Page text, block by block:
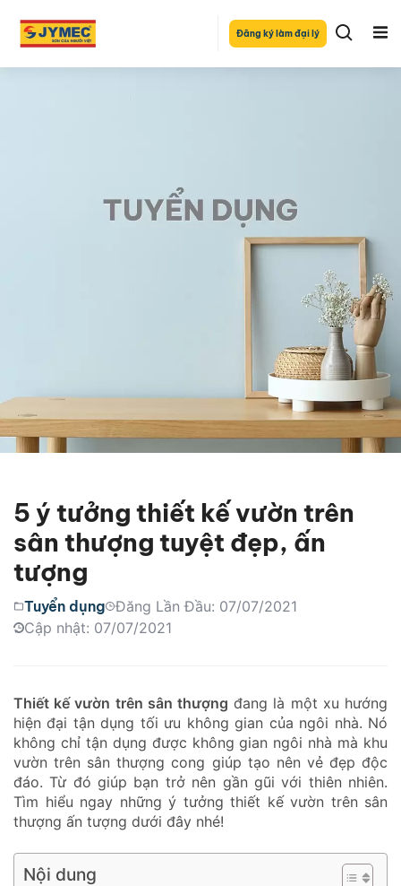
Đăng ký làm đại lý
5 ý tưởng thiết kế vườn trên
sân thượng tuyệt đẹp, ấn
tượng
Tuyển dụng Đăng Lần Đầu: 07/07/2021
Cập nhật: 07/07/2021
Thiết kế vườn trên sân thượng đang là một xu hướng
hiện đại tận dụng tối ưu không gian của ngôi nhà. Nó
không chỉ tận dụng được không gian ngôi nhà mà khu
vườn trên sân thượng cong giúp tạo nên vẻ đẹp độc
đáo. Từ đó giúp bạn trở nên gần gũi với thiên nhiên.
Tìm hiểu ngay những ý tưởng thiết kế vườn trên sân
thượng ấn tượng dưới đây nhé!
Nội dung